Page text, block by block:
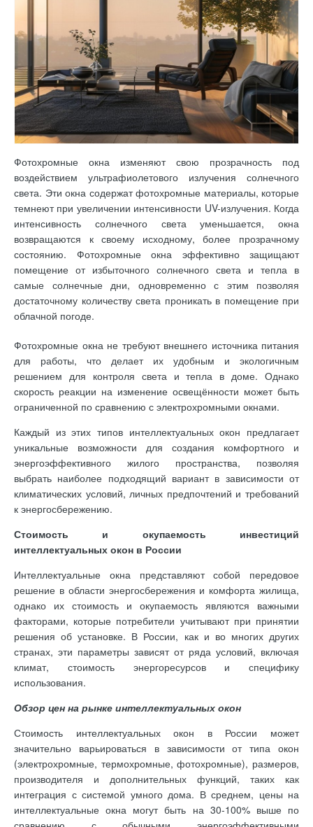
Фотохромные окна изменяют свою прозрачность под
воздействием ультрафиолетового излучения солнечного
света. Эти окна содержат фотохромные материалы, которые
темнеют при увеличении интенсивности UV-излучения. Когда
интенсивность солнечного света уменьшается, окна
возвращаются к своему исходному, более прозрачному
состоянию. Фотохромные окна эффективно защищают
помещение от избыточного солнечного света и тепла в
самые солнечные дни, одновременно с этим позволяя
достаточному количеству света проникать в помещение при
облачной погоде.
Фотохромные окна не требуют внешнего источника питания
для работы, что делает их удобным и экологичным
решением для контроля света и тепла в доме. Однако
скорость реакции на изменение освещённости может быть
ограниченной по сравнению с электрохромными окнами.
Каждый из этих типов интеллектуальных окон предлагает
уникальные возможности для создания комфортного и
энергоэффективного жилого пространства, позволяя
выбрать наиболее подходящий вариант в зависимости от
климатических условий, личных предпочтений и требований
к энергосбережению.
Стоимость и окупаемость инвестиций
интеллектуальных окон в России
Интеллектуальные окна представляют собой передовое
решение в области энергосбережения и комфорта жилища,
однако их стоимость и окупаемость являются важными
факторами, которые потребители учитывают при принятии
решения об установке. В России, как и во многих других
странах, эти параметры зависят от ряда условий, включая
климат, стоимость энергоресурсов и специфику
использования.
Обзор цен на рынке интеллектуальных окон
Стоимость интеллектуальных окон в России может
значительно варьироваться в зависимости от типа окон
(электрохромные, термохромные, фотохромные), размеров,
производителя и дополнительных функций, таких как
интеграция с системой умного дома. В среднем, цены на
интеллектуальные окна могут быть на 30-100% выше по